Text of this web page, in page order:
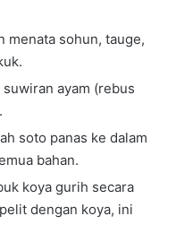
menata sohun, tauge,
suwiran ayam (rebus
soto panas ke dalam
bahan.
koya gurih secara
dengan koya, ini